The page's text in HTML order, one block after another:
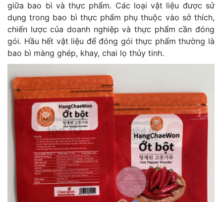
giữa bao bì và thực phẩm. Các loại vật liệu được sử
dụng trong bao bì thực phẩm phụ thuộc vào sở thích,
chiến lược của doanh nghiệp và thực phẩm cần đóng
gói. Hầu hết vật liệu để đóng gói thực phẩm thường là
bao bì màng ghép, khay, chai lọ thủy tinh.